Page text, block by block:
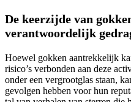
De keerzijde van
verantwoordelijk
Hoewel gokken aantrekkelijk
risico’s verbonden aan deze
onder een vergrootglas staan,
gevolgen hebben voor hun